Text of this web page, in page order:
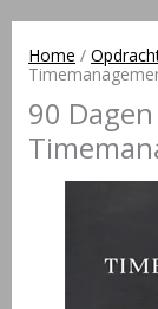
Home /
90